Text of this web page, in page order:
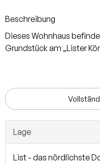
Beschreibung
Dieses Wohnhaus
Grundstück am „Lister
gepflegte Immobilie
Wohngefühl. Beheizt
Gasbrennwerttherme,
wurde. Der Bodenbelag,
besteht, ist sehr
abgestimmt. Die typisch
Lage
List - das nördlichste